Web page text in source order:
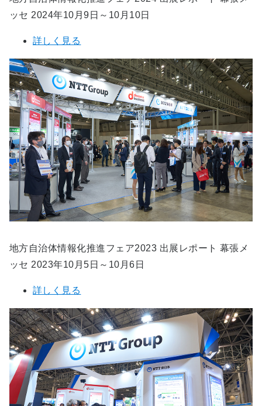
ッセ 2024年10月9日～10月10日
詳しく見る
地方自治体情報化推進フェア2023 出展レポート 幕張メ
ッセ 2023年10月5日～10月6日
詳しく見る